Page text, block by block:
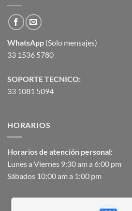
WhatsApp (Solo mensajes)
33 1536 5780
SOPORTE TECNICO:
33 1081 5094
HORARIOS
Horarios de atención personal:
Lunes a Viernes 9:30 am a 6:00 pm
Sábados 10:00 am a 1:00 pm